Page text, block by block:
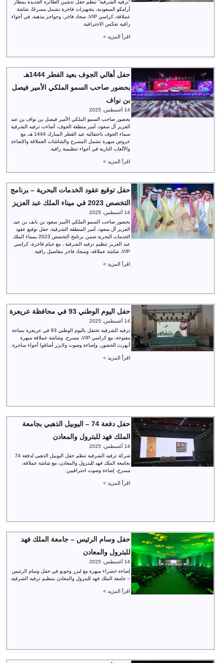
“ترفيه الشرقية” تنظم حفل تدشين الطائرة الجديدة بمطار
أرامكو السعودية، بتجهيزات فاخرة تشمل مسرحًا، شاشة
عملاقة، كراسي VIP، سجاد فاخر، وحواجز مذهبة، في أجواء
راقية تعكس الاحترافية.
اقرأ المزيد >
حفل أهالي الجوف بعيد الفطر 1444هـ
بحضور صاحب السمو الملكي الأمير فيصل
بن نواف
14 أغسطس، 2025
بحضور صاحب السمو الملكي الأمير فيصل بن نواف بن عبد
العزيز آل سعود، أمير منطقة الجوف، أضاءت ترفيه الشرقية
سماء الجوف باحتفالية عيد الفطر المبارك 1444 هـ، مع
عروض مبهرة تشمل المسرح والشاشات العملاقة والإضاءة
والألعاب النارية في أجواء تنظيمية راقية.
اقرأ المزيد >
حفل توقيع عقود الخدمات البحرية – برنامج
التخصص 2023 في ميناء الملك عبد العزيز
14 أغسطس، 2025
بحضور صاحب السمو الملكي الأمير سعود بن نايف بن عبد
العزيز آل سعود، أمير المنطقة الشرقية، حفل توقيع عقود
الخدمات البحرية ضمن برنامج التخصص 2023 بميناء الملك
عبد العزيز تنظيم ترفيه الشرقية ، مع خيام فاخرة، كراسي
VIP، شاشة عملاقة، وسجاد فاخر بتفاصيل راقية.
اقرأ المزيد >
حفل اليوم الوطني 93 في محافظة عريعرة
14 أغسطس، 2025
ترفيه الشرقية تحتفل باليوم الوطني 93 في عريعرة بساحة
مفتوحة، مع كراسي VIP، مسرح، وشاشة عملاقة مبهرة
أبهرت الحضور، وإضاءة وصوت ولايزر أضافوا أجواء ساحرة.
اقرأ المزيد >
حفل دفعة 74 – اليوبيل الذهبي بجامعة
الملك فهد للبترول والمعادن
14 أغسطس، 2025
شركة ترفيه الشرقية تنظم حفل اليوبيل الذهبي لدفعة 74
بجامعة الملك فهد للبترول والمعادن، مع شاشة عملاقة،
مسرح، إضاءة وصوت احترافيين.
اقرأ المزيد >
حفل وسام الرئيس – جامعة الملك فهد
للبترول والمعادن
14 أغسطس، 2025
إضاءة خضراء مبهرة مع ليزر وجوبو في حفل وسام الرئيس
– جامعة الملك فهد للبترول والمعادن بتنظيم ترفيه الشرقية.
اقرأ المزيد >